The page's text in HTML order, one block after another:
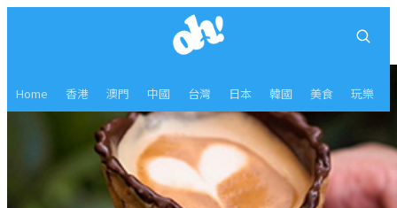
Home 香港 澳門 中國 台灣 日本 韓國 美食 玩樂